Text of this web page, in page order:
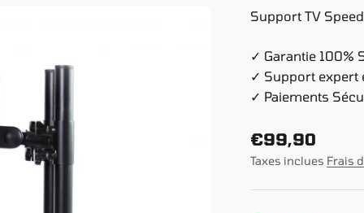
Support TV
✓ Garantie 100%
✓ Support expert
✓ Paiements
Prix de vente
€99,90
Taxes inclues Frais